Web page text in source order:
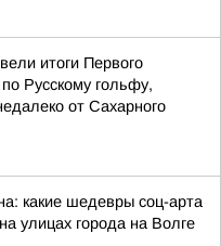
итоги Первого
Русскому гольфу,
от Сахарного
какие шедевры соц-арта
улицах города на Волге